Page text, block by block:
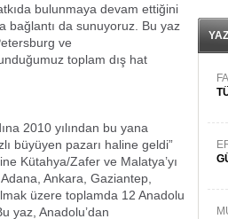
bulunmaya devam ettiğini
bağlantı da sunuyoruz. Bu yaz
ve
toplam dış hat
2010 yılından bu yana
büyüyen pazarı haline geldi”
Kütahya/Zafer ve Malatya’yı
Ankara, Gaziantep,
üzere toplamda 12 Anadolu
yaz, Anadolu’dan